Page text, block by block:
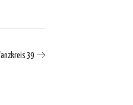
Tanzkreis 39